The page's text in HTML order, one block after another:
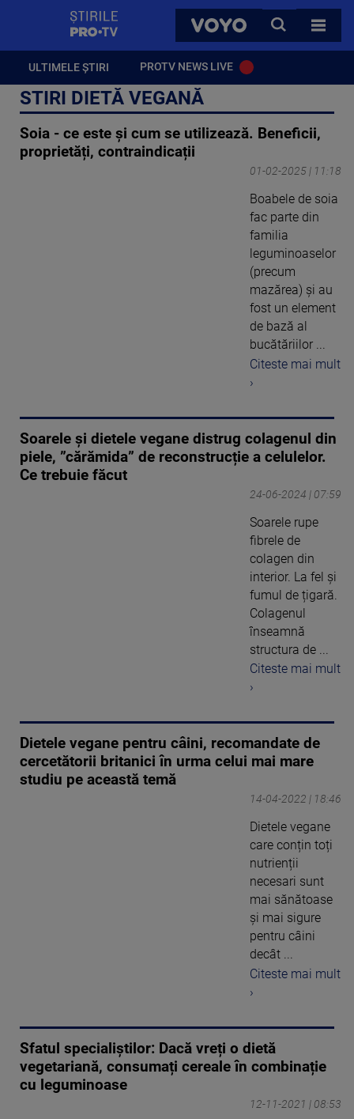
VOYO
CAUTA
TOATE
ULTIMELE ȘTIRI PROTV NEWS LIVE
STIRI DIETĂ VEGANĂ
Soia - ce este și cum se utilizează. Beneficii,
proprietăți, contraindicații
01-02-2025 | 11:18
Boabele de soia
fac parte din
familia
leguminoaselor
(precum
mazărea) și au
fost un element
de bază al
bucătăriilor ...
Citeste mai mult
›
Soarele și dietele vegane distrug colagenul din
piele, ”cărămida” de reconstrucție a celulelor.
Ce trebuie făcut
24-06-2024 | 07:59
Soarele rupe
fibrele de
colagen din
interior. La fel și
fumul de țigară.
Colagenul
înseamnă
structura de ...
Citeste mai mult
›
Dietele vegane pentru câini, recomandate de
cercetătorii britanici în urma celui mai mare
studiu pe această temă
14-04-2022 | 18:46
Dietele vegane
care conțin toți
nutrienții
necesari sunt
mai sănătoase
și mai sigure
pentru câini
decât ...
Citeste mai mult
›
Sfatul specialiștilor: Dacă vreți o dietă
vegetariană, consumați cereale în combinație
cu leguminoase
12-11-2021 | 08:53